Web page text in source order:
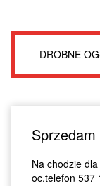
DROBNE
Na chodzie
oc.telefon 537